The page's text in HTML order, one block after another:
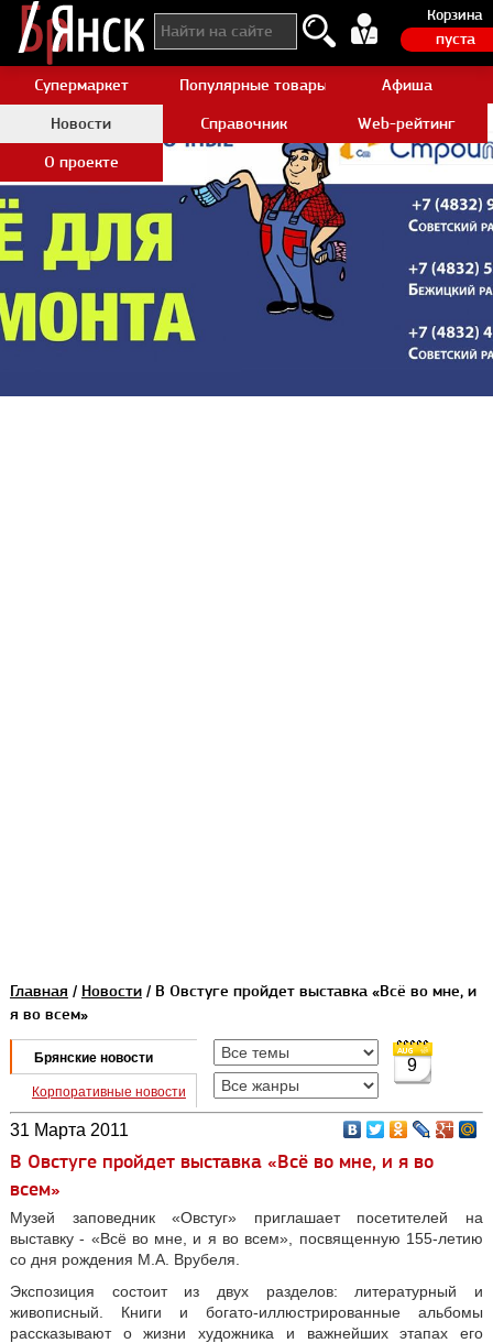
Корзина
пуста
Супермаркет Популярные товары AliexpressАфиша
Новости
Справочник
Web-рейтинг
О проекте
Главная / Новости/ В Овстуге пройдет выставка «Всё во мне, и
я во всем»
Брянские новости
Корпоративные новости
9
31 Марта 2011
В Овстуге пройдет выставка «Всё во мне, и я во
всем»
Музей заповедник «Овстуг» приглашает посетителей на
выставку - «Всё во мне, и я во всем», посвященную 155-летию
со дня рождения М.А. Врубеля.
Экспозиция состоит из двух разделов: литературный и
живописный. Книги и богато-иллюстрированные альбомы
рассказывают о жизни художника и важнейших этапах его